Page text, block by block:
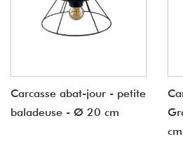
Carcasse abat-jour - petite
baladeuse - Ø 20 cm